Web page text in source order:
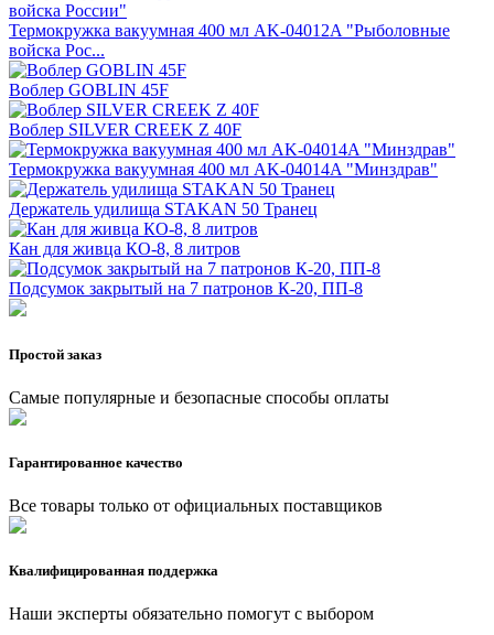
Термокружка вакуумная 400 мл AK-04012A "Рыболовные
войска Рос...
Воблер GOBLIN 45F
Воблер SILVER CREEK Z 40F
Термокружка вакуумная 400 мл AK-04014A "Минздрав"
Держатель удилища STAKAN 50 Транец
Кан для живца КО-8, 8 литров
Подсумок закрытый на 7 патронов К-20, ПП-8
Простой заказ
Самые популярные и безопасные способы оплаты
Гарантированное качество
Все товары только от официальных поставщиков
Квалифицированная поддержка
Наши эксперты обязательно помогут с выбором